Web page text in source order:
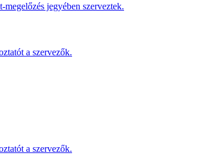
jegyében szerveztek.
a szervezők.
a szervezők.